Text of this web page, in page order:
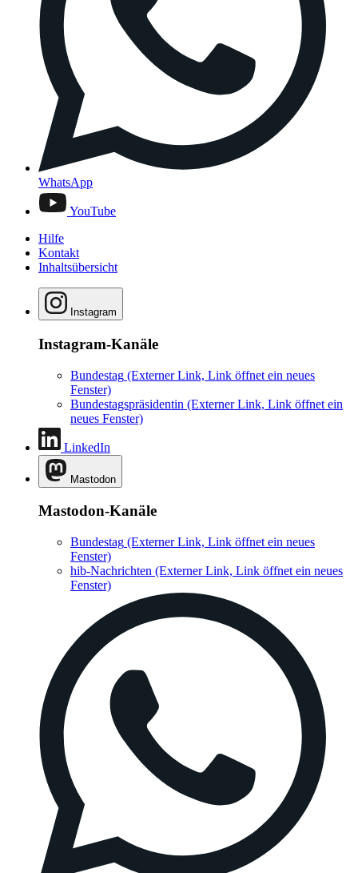
WhatsApp
YouTube
Hilfe
Kontakt
Inhaltsübersicht
Instagram
Instagram-Kanäle
Bundestag (Externer Link, Link öffnet ein neues
Fenster)
Bundestagspräsidentin (Externer Link, Link öffnet ein
neues Fenster)
LinkedIn
Mastodon
Mastodon-Kanäle
Bundestag (Externer Link, Link öffnet ein neues
Fenster)
hib-Nachrichten (Externer Link, Link öffnet ein neues
Fenster)